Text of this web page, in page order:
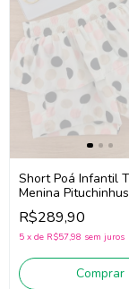
Short Poá Infantil
Menina
(Off White)
R$289,90
5 x de R$57,98 sem juros
Comprar